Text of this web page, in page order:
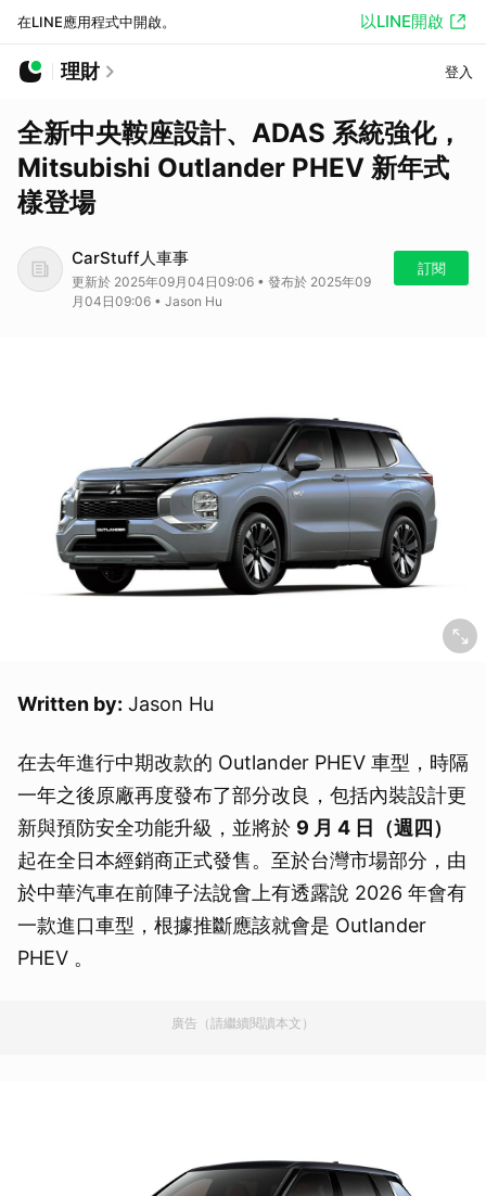
在LINE應用程式中開啟。 以LINE開啟
理財 登入
全新中央鞍座設計、ADAS 系統強化，
Mitsubishi Outlander PHEV 新年式
樣登場
CarStuff人車事
更新於 2025年09月04日09:06 • 發布於 2025年09
月04日09:06 • Jason Hu
訂閱
Written by: Jason Hu
在去年進行中期改款的 Outlander PHEV 車型，時隔
一年之後原廠再度發布了部分改良，包括內裝設計更
新與預防安全功能升級，並將於 9 月 4 日（週四）
起在全日本經銷商正式發售。至於台灣市場部分，由
於中華汽車在前陣子法說會上有透露說 2026 年會有
一款進口車型，根據推斷應該就會是 Outlander
PHEV 。
廣告（請繼續閱讀本文）